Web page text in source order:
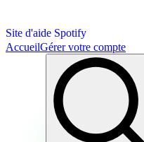
Site d'aide Spotify
AccueilGérer votre compte